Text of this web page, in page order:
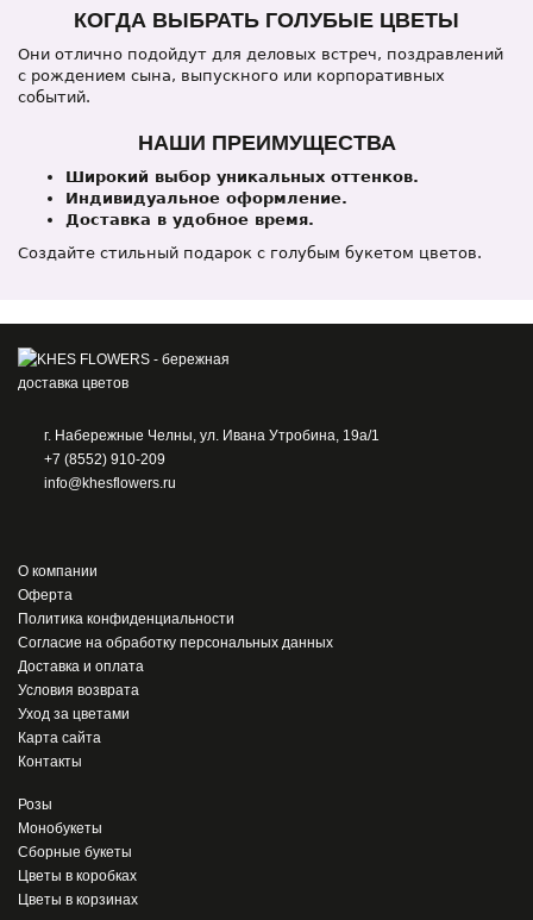
КОГДА ВЫБРАТЬ ГОЛУБЫЕ ЦВЕТЫ
Они отлично подойдут для деловых встреч, поздравлений
с рождением сына, выпускного или корпоративных
событий.
НАШИ ПРЕИМУЩЕСТВА
Широкий выбор уникальных оттенков.
Индивидуальное оформление.
Доставка в удобное время.
Создайте стильный подарок с голубым букетом цветов.
г. Набережные Челны, ул. Ивана Утробина, 19а/1
+7 (8552) 910-209
info@khesflowers.ru
О компании
Оферта
Политика конфиденциальности
Согласие на обработку персональных данных
Доставка и оплата
Условия возврата
Уход за цветами
Карта сайта
Контакты
Розы
Монобукеты
Сборные букеты
Цветы в коробках
Цветы в корзинах